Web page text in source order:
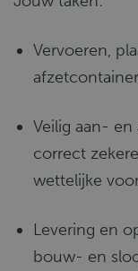
Vervoeren,
Veilig aan-
correct
wettelijke
Levering en
bouw- en